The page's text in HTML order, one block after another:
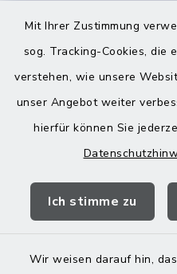
Mit Ihrer Zustimmung
sog. Tracking-Cookies, die
verstehen, wie unsere
unser Angebot weiter
hierfür können Sie
Ich stimme zu
Wir weisen darauf hin,
Montag bis Freitag:
08:00-12:00 Uhr
Donnerstag zusätzlich:
13:00-18:00 Uhr
Landratsamt Mühldorf